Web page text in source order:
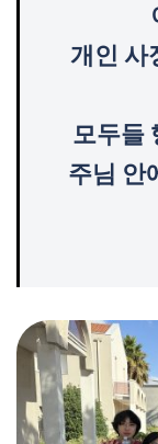
개인 사
모두들
주님 안